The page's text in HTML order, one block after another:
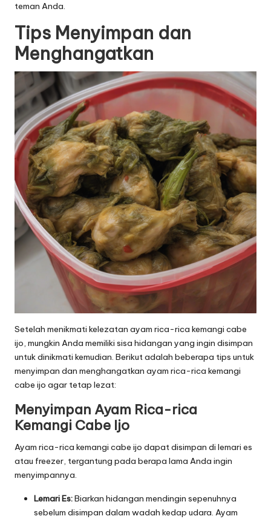
teman Anda.
Tips Menyimpan dan
Menghangatkan
Setelah menikmati kelezatan ayam rica-rica kemangi cabe
ijo, mungkin Anda memiliki sisa hidangan yang ingin disimpan
untuk dinikmati kemudian. Berikut adalah beberapa tips untuk
menyimpan dan menghangatkan ayam rica-rica kemangi
cabe ijo agar tetap lezat:
Menyimpan Ayam Rica-rica
Kemangi Cabe Ijo
Ayam rica-rica kemangi cabe ijo dapat disimpan di lemari es
atau freezer, tergantung pada berapa lama Anda ingin
menyimpannya.
Lemari Es:Biarkan hidangan mendingin sepenuhnya
sebelum disimpan dalam wadah kedap udara. Ayam